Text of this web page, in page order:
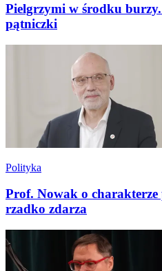
Pielgrzymi w środku
pątniczki
Polityka
Prof. Nowak o charakterze
rzadko zdarza